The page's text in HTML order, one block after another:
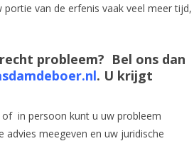
van de erfenis vaak veel meer tijd,
probleem? Bel ons dan
. U krijgt
in persoon kunt u uw probleem
meegeven en uw juridische